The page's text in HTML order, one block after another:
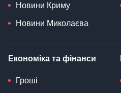
Новини Криму
Новини Миколаєва
Економіка та фінанси
Гроші